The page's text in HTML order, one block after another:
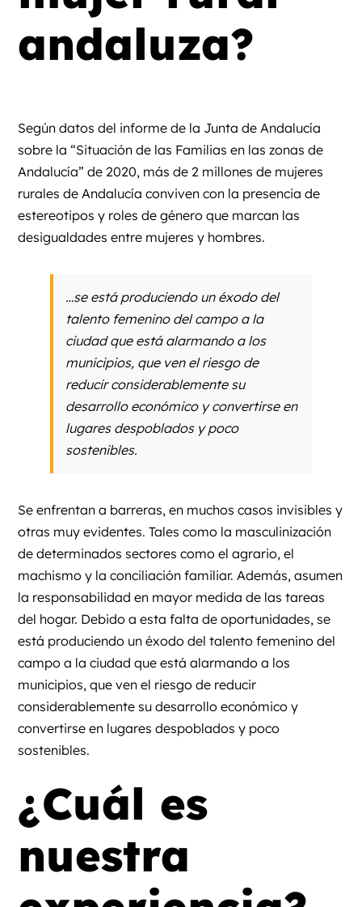
andaluza?
Según datos del informe de la Junta de Andalucía
sobre la “Situación de las Familias en las zonas de
Andalucía” de 2020, más de 2 millones de mujeres
rurales de Andalucía conviven con la presencia de
estereotipos y roles de género que marcan las
desigualdades entre mujeres y hombres.
…se está produciendo un éxodo del
talento femenino del campo a la
ciudad que está alarmando a los
municipios, que ven el riesgo de
reducir considerablemente su
desarrollo económico y convertirse en
lugares despoblados y poco
sostenibles.
Se enfrentan a barreras, en muchos casos invisibles y
otras muy evidentes. Tales como la masculinización
de determinados sectores como el agrario, el
machismo y la conciliación familiar. Además, asumen
la responsabilidad en mayor medida de las tareas
del hogar. Debido a esta falta de oportunidades, se
está produciendo un éxodo del talento femenino del
campo a la ciudad que está alarmando a los
municipios, que ven el riesgo de reducir
considerablemente su desarrollo económico y
convertirse en lugares despoblados y poco
sostenibles.
¿Cuál es
nuestra